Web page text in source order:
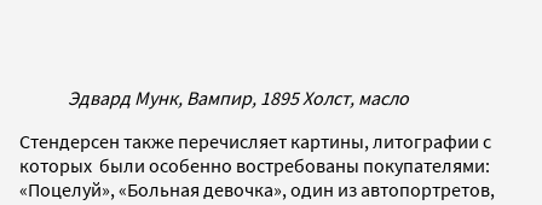
Эдвард Мунк, Вампир, 1895 Холст, масло
Стендерсен также перечисляет картины, литографии с
которых были особенно востребованы покупателями:
«Поцелуй», «Больная девочка», один из автопортретов,